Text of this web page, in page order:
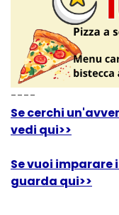
----
Se cerchi
vedi qui>>
Se vuoi imparare
guarda qui>>